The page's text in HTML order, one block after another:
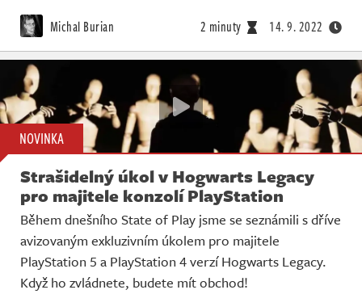
Michal Burian 2 minuty 14. 9. 2022
NOVINKA
Strašidelný úkol v Hogwarts Legacy
pro majitele konzolí PlayStation
Během dnešního State of Play jsme se seznámili s dříve
avizovaným exkluzivním úkolem pro majitele
PlayStation 5 a PlayStation 4 verzí Hogwarts Legacy.
Když ho zvládnete, budete mít obchod!